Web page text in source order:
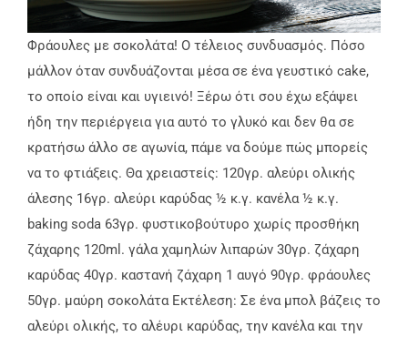
Φράουλες με σοκολάτα! Ο τέλειος συνδυασμός. Πόσο
μάλλον όταν συνδυάζονται μέσα σε ένα γευστικό cake,
το οποίο είναι και υγιεινό! Ξέρω ότι σου έχω εξάψει
ήδη την περιέργεια για αυτό το γλυκό και δεν θα σε
κρατήσω άλλο σε αγωνία, πάμε να δούμε πώς μπορείς
να το φτιάξεις. Θα χρειαστείς: 120γρ. αλεύρι ολικής
άλεσης 16γρ. αλεύρι καρύδας ½ κ.γ. κανέλα ½ κ.γ.
baking soda 63γρ. φυστικοβούτυρο χωρίς προσθήκη
ζάχαρης 120ml. γάλα χαμηλών λιπαρών 30γρ. ζάχαρη
καρύδας 40γρ. καστανή ζάχαρη 1 αυγό 90γρ. φράουλες
50γρ. μαύρη σοκολάτα Εκτέλεση: Σε ένα μπολ βάζεις το
αλεύρι ολικής, το αλέυρι καρύδας, την κανέλα και την